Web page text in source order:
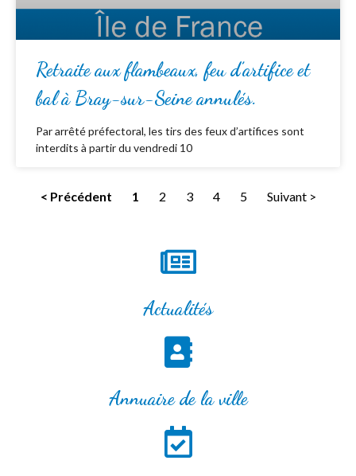
Retraite aux flambeaux, feu d’artifice et
bal à Bray-sur-Seine annulés.
Par arrêté préfectoral, les tirs des feux d’artifices sont
interdits à partir du vendredi 10
< Précédent 1 2 3 4 5 Suivant >
Actualités
Annuaire de la ville